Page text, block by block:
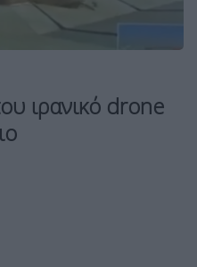
ιρανικό drone